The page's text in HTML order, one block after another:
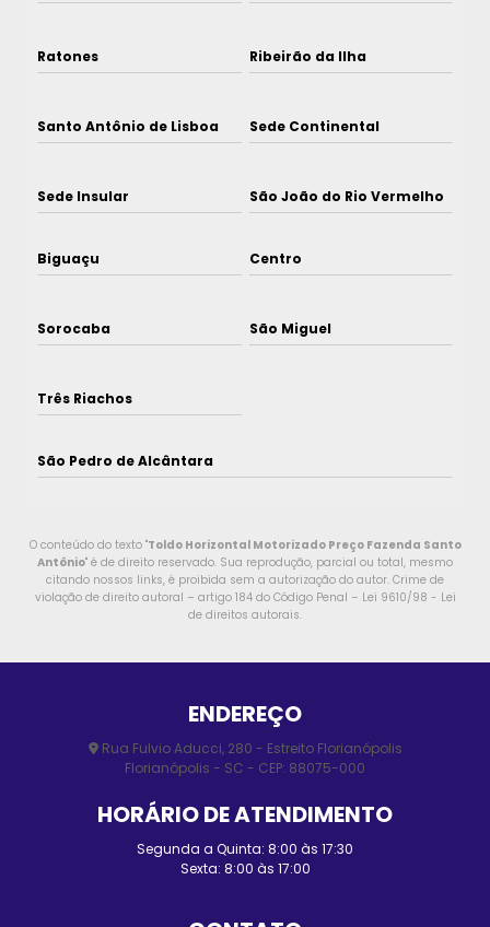
Ratones Ribeirão da Ilha
Santo Antônio de Lisboa Sede Continental
Sede Insular São João do Rio Vermelho
Biguaçu Centro
Sorocaba São Miguel
Três Riachos
São Pedro de Alcântara
O conteúdo do texto "Toldo Horizontal Motorizado Preço Fazenda Santo
Antônio" é de direito reservado. Sua reprodução, parcial ou total, mesmo
citando nossos links, é proibida sem a autorização do autor. Crime de
violação de direito autoral – artigo 184 do Código Penal – Lei 9610/98 - Lei
de direitos autorais.
ENDEREÇO
Rua Fulvio Aducci, 280 - Estreito Florianópolis
Florianópolis - SC - CEP: 88075-000
HORÁRIO DE ATENDIMENTO
Segunda a Quinta: 8:00 às 17:30
Sexta: 8:00 às 17:00